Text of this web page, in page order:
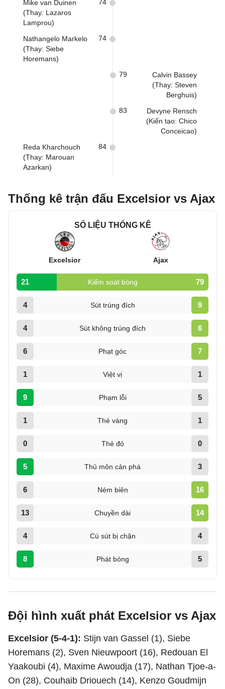
Mike van Duinen
(Thay: Lazaros
Lamprou)
74
Nathangelo Markelo
(Thay: Siebe
Horemans)
74
Calvin Bassey
(Thay: Steven
Berghuis)
79
Devyne Rensch
(Kiến tạo: Chico
Conceicao)
83
Reda Kharchouch
(Thay: Marouan
Azarkan)
84
Thống kê trận đấu Excelsior vs Ajax
SỐ LIỆU THỐNG KÊ
Excelsior Ajax
21 Kiểm soát bóng 79
4 Sút trúng đích 9
4 Sút không trúng đích 6
6 Phạt góc 7
1 Việt vị 1
9 Phạm lỗi 5
1 Thẻ vàng 1
0 Thẻ đỏ 0
5 Thủ môn cản phá 3
6 Ném biên 16
13 Chuyền dài 14
4 Cú sút bị chặn 4
8 Phát bóng 5
Đội hình xuất phát Excelsior vs Ajax
Excelsior (5-4-1): Stijn van Gassel (1), Siebe
Horemans (2), Sven Nieuwpoort (16), Redouan El
Yaakoubi (4), Maxime Awoudja (17), Nathan Tjoe-a-
On (28), Couhaib Driouech (14), Kenzo Goudmijn